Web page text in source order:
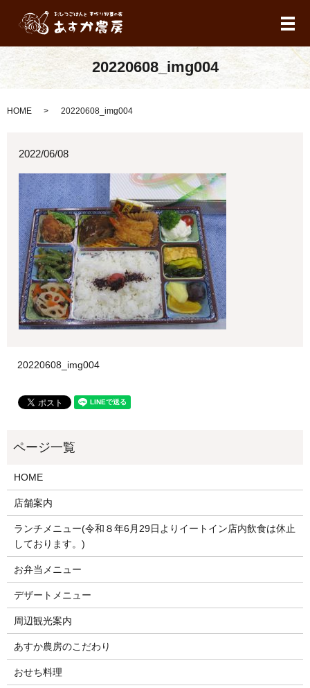
メ
20220608_img004
HOME 20220608_img004
2022/06/08
20220608_img004
HOME
店舗案内
ランチメニュー(令和８年6月29日よりイートイン店内飲食は休止
しております。)
お弁当メニュー
デザートメニュー
周辺観光案内
あすか農房のこだわり
おせち料理